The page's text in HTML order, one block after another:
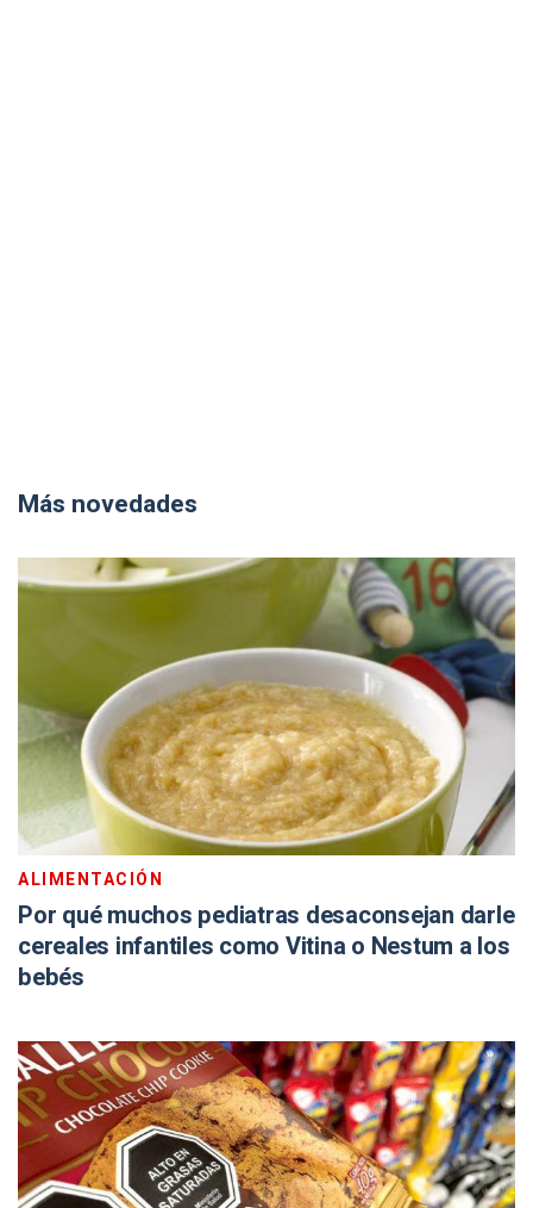
Más novedades
ALIMENTACIÓN
Por qué muchos pediatras desaconsejan darle
cereales infantiles como Vitina o Nestum a los
bebés